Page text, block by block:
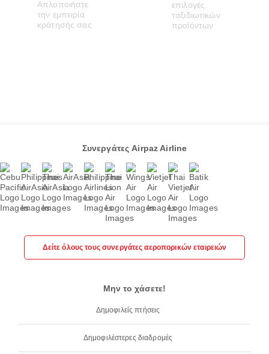
Συνεργάτες Airpaz Airline
Δείτε όλους τους συνεργάτες αεροπορικών εταιρειών
Μην το χάσετε!
Δημοφιλείς πτήσεις
Δημοφιλέστερες διαδρομές